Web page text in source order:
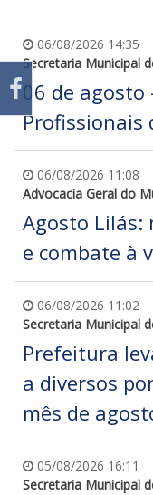
06/08/2026 14:35
Secretaria Municipal
06 de agosto
Profissionais
06/08/2026 11:08
Advocacia Geral do
Agosto Lilás:
e combate à
06/08/2026 11:02
Secretaria Municipal
Prefeitura
a diversos
mês de
05/08/2026 16:11
Secretaria Municipal